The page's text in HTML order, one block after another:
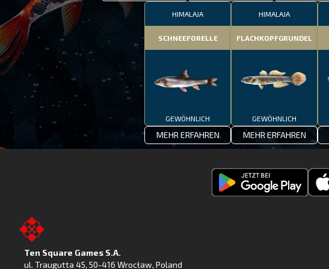
HIMALAJA
SCHNEEFORELLE
GEWÖHNLICH
MEHR ERFAHREN
HIMALAJA
FLACHKOPFGRUNDEL
GEWÖHNLICH
MEHR ERFAHREN
Ten Square Games S.A.
ul. Traugutta 45, 50-416 Wrocław, Poland